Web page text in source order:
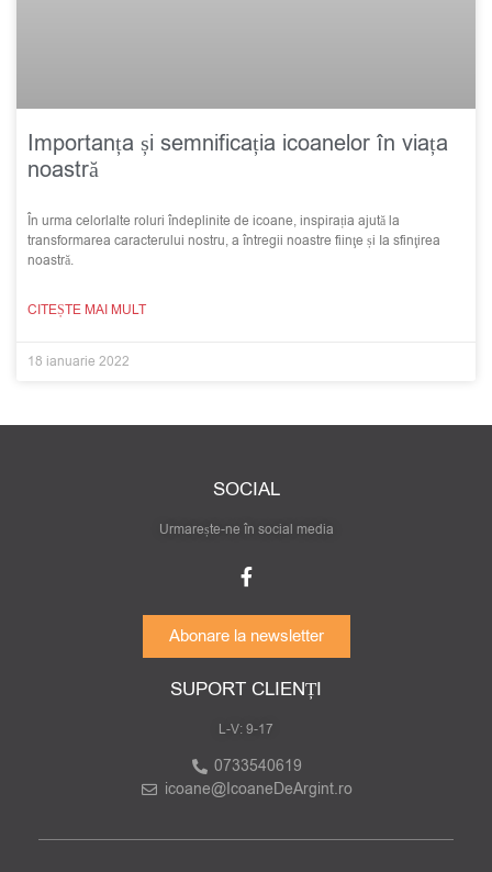
Importanța și semnificația icoanelor în viața
noastră
În urma celorlalte roluri îndeplinite de icoane, inspirația ajută la
transformarea caracterului nostru, a întregii noastre fiinţe și Ia sfinţirea
noastră.
CITEȘTE MAI MULT
18 ianuarie 2022
SOCIAL
Urmarește-ne în social media
Abonare la newsletter
SUPORT CLIENȚI
L-V: 9-17
0733540619
icoane@IcoaneDeArgint.ro